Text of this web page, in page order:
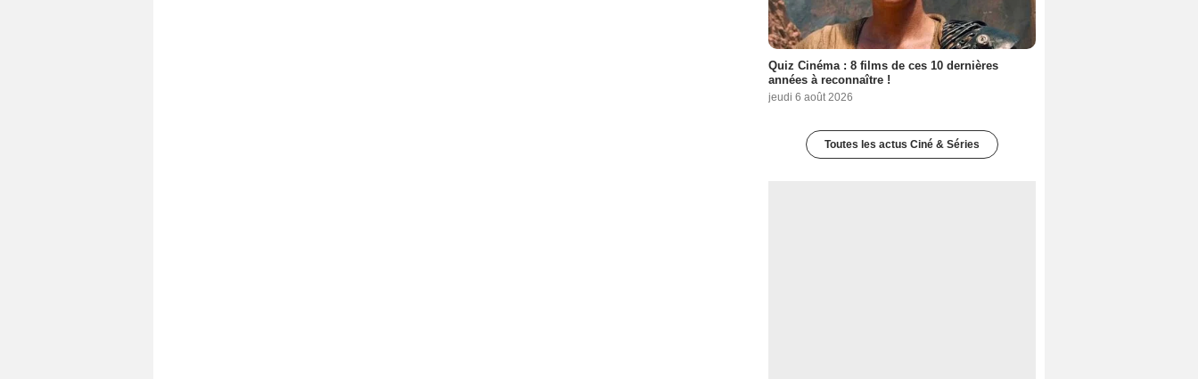
Quiz Cinéma : 8 films de ces 10 dernières
années à reconnaître !
jeudi 6 août 2026
Toutes les actus Ciné & Séries